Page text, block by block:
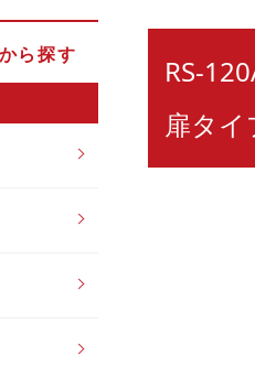
ら探す
RS-
扉タイ